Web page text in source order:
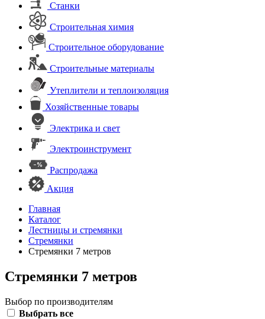
Станки
Строительная химия
Строительное оборудование
Строительные материалы
Утеплители и теплоизоляция
Хозяйственные товары
Электрика и свет
Электроинструмент
Распродажа
Акция
Главная
Каталог
Лестницы и стремянки
Стремянки
Стремянки 7 метров
Стремянки 7 метров
Выбор по производителям
Выбрать все